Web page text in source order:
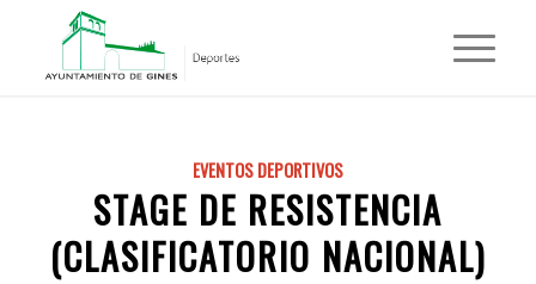
EVENTOS DEPORTIVOS
STAGE DE RESISTENCIA
(CLASIFICATORIO NACIONAL)